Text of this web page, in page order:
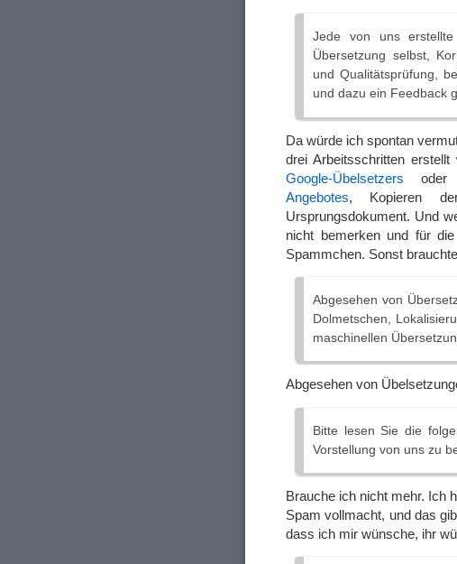
Jede von uns
Übersetzung selbst,
und Qualitätsprüfung,
und dazu ein Feedback
Da würde ich spontan
drei Arbeitsschritten
Google-Übelsetzers
Angebotes, Kopieren
Ursprungsdokument. Und
nicht bemerken und für
Spammchen. Sonst
Abgesehen von
Dolmetschen,
maschinellen
Abgesehen von
Bitte lesen Sie die
Vorstellung von uns zu
Brauche ich nicht mehr. Ich
Spam vollmacht, und das
dass ich mir wünsche, ihr